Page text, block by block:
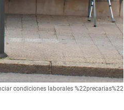
condiciones laborales %22precarias%22